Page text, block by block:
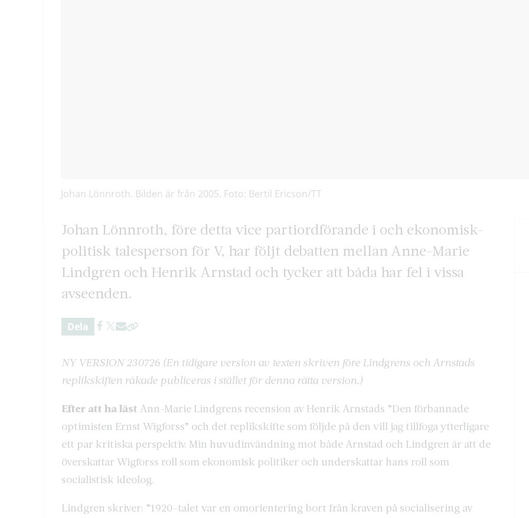
Johan Lönnroth. Bilden är från 2005. Foto: Bertil Ericson/TT
Johan Lönnroth, före detta vice partiordförande i och ekonomisk-
politisk talesperson för V, har följt debatten mellan Anne-Marie
Lindgren och Henrik Arnstad och tycker att båda har fel i vissa
avseenden.
Dela
NY VERSION 230726 (En tidigare version av texten skriven före Lindgrens och Arnstads
replikskiften råkade publiceras i stället för denna rätta version.)
Efter att ha läst Ann-Marie Lindgrens recension av Henrik Arnstads ”Den förbannade
optimisten Ernst Wigforss” och det replikskifte som följde på den vill jag tillfoga ytterligare
ett par kritiska perspektiv. Min huvudinvändning mot både Arnstad och Lindgren är att de
överskattar Wigforss roll som ekonomisk politiker och underskattar hans roll som
socialistisk ideolog.
Lindgren skriver: ”1920-talet var en omorientering bort från kraven på socialisering av